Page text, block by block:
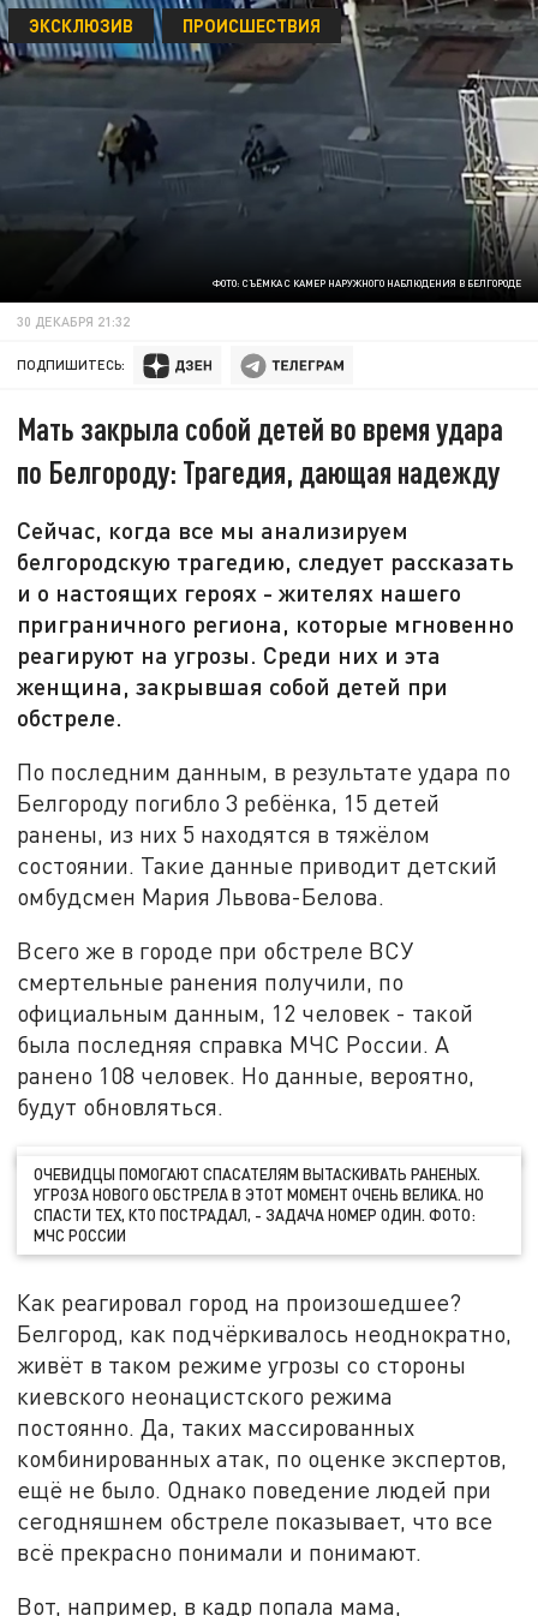
ФОТО: СЪЁМКА С КАМЕР НАРУЖНОГО НАБЛЮДЕНИЯ В БЕЛГОРОДЕ
ЭКСКЛЮЗИВ ПРОИСШЕСТВИЯ
30 ДЕКАБРЯ 21:32
ПОДПИШИТЕСЬ:
Мать закрыла собой детей во время удара
по Белгороду: Трагедия, дающая надежду
Сейчас, когда все мы анализируем
белгородскую трагедию, следует рассказать
и о настоящих героях - жителях нашего
приграничного региона, которые мгновенно
реагируют на угрозы. Среди них и эта
женщина, закрывшая собой детей при
обстреле.
По последним данным, в результате удара по
Белгороду погибло 3 ребёнка, 15 детей
ранены, из них 5 находятся в тяжёлом
состоянии. Такие данные приводит детский
омбудсмен Мария Львова-Белова.
Всего же в городе при обстреле ВСУ
смертельные ранения получили, по
официальным данным, 12 человек - такой
была последняя справка МЧС России. А
ранено 108 человек. Но данные, вероятно,
будут обновляться.
ОЧЕВИДЦЫ ПОМОГАЮТ СПАСАТЕЛЯМ ВЫТАСКИВАТЬ РАНЕНЫХ.
УГРОЗА НОВОГО ОБСТРЕЛА В ЭТОТ МОМЕНТ ОЧЕНЬ ВЕЛИКА. НО
СПАСТИ ТЕХ, КТО ПОСТРАДАЛ, - ЗАДАЧА НОМЕР ОДИН. ФОТО:
МЧС РОССИИ
Как реагировал город на произошедшее?
Белгород, как подчёркивалось неоднократно,
живёт в таком режиме угрозы со стороны
киевского неонацистского режима
постоянно. Да, таких массированных
комбинированных атак, по оценке экспертов,
ещё не было. Однако поведение людей при
сегодняшнем обстреле показывает, что все
всё прекрасно понимали и понимают.
Вот, например, в кадр попала мама,